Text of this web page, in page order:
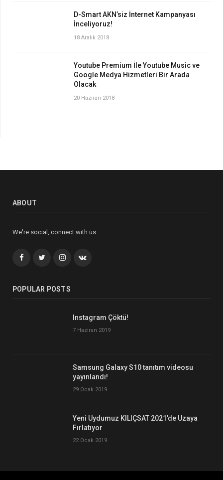
D-Smart AKN’siz İnternet Kampanyası
İnceliyoruz!
18 Aralık 2018
Youtube Premium İle Youtube Music ve
Google Medya Hizmetleri Bir Arada
Olacak
20 Haziran 2018
ABOUT
We're social, connect with us:
FacebookTwitterİnstagram+
VK
POPULAR POSTS
Instagram Çöktü!
7 Haziran 2019
Samsung Galaxy S10 tanıtım videosu
yayınlandı!
29 Ocak 2019
Yeni Uydumuz KILIÇSAT 2021’de Uzaya
Fırlatıyor
22 Ocak 2019